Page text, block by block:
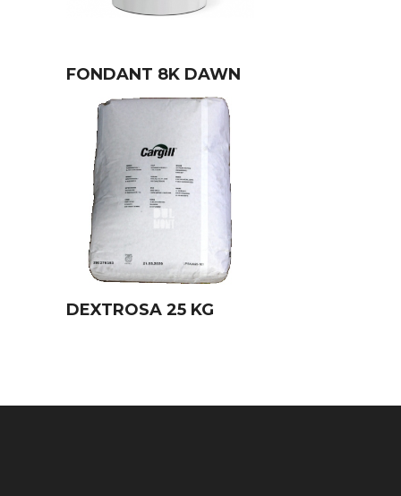
FONDANT 8K DAWN
DEXTROSA 25 KG